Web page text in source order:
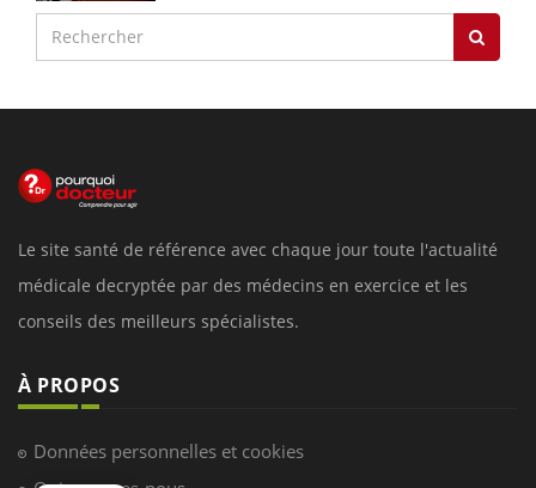
Le site santé de référence avec chaque jour toute l'actualité
médicale decryptée par des médecins en exercice et les
conseils des meilleurs spécialistes.
À PROPOS
Données personnelles et cookies